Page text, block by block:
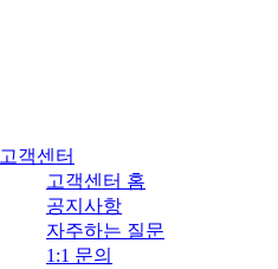
고객센터
고객센터 홈
공지사항
자주하는 질문
1:1 문의